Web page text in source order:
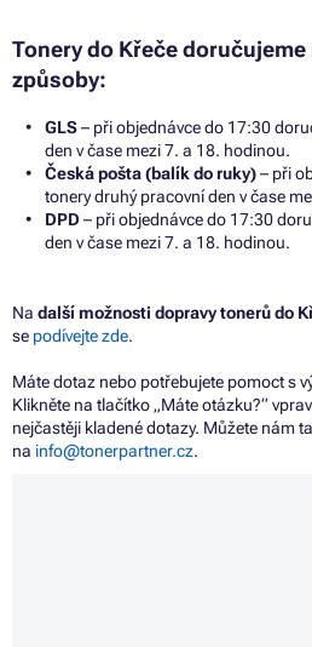
Tonery do Křeče
způsoby:
GLS– při objednávce do 17:30
den v čase mezi 7. a 18. hodinou.
Česká pošta (balík do ruky)– při
tonery druhý pracovní den v čase
DPD – při objednávce do 17:30
den v čase mezi 7. a 18. hodinou.
Na další možnosti dopravy tonerů do
se podívejte zde.
Máte dotaz nebo potřebujete pomoct s
Klikněte na tlačítko „Máte otázku?“
nejčastěji kladené dotazy. Můžete nám
na info@tonerpartner.cz.